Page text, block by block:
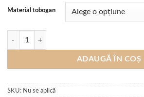
Material tobogan
Cantitate Loc de joacă „Cele două turnuri”
ADAUGĂ ÎN COȘ
SKU: Nu se aplică